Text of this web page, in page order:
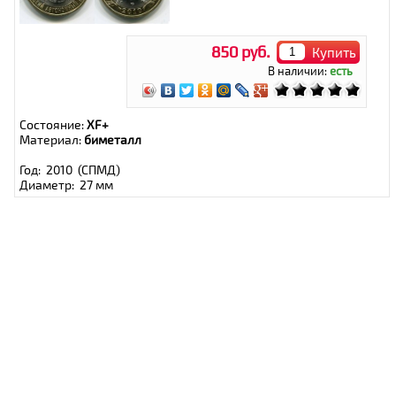
850 руб. Купить
В наличии:есть
Состояние:XF+
Материал: биметалл
Год: 2010 (СПМД)
Диаметр: 27 мм